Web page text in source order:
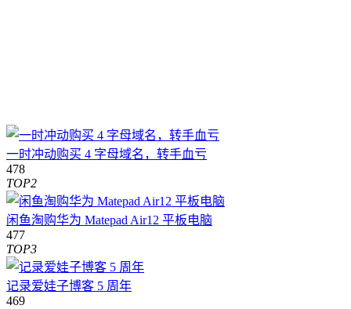
一时冲动购买 4 字母域名，转手血亏
478
TOP2
闲鱼淘购华为 Matepad Air12 平板电脑
477
TOP3
记录爱娃子博客 5 周年
469